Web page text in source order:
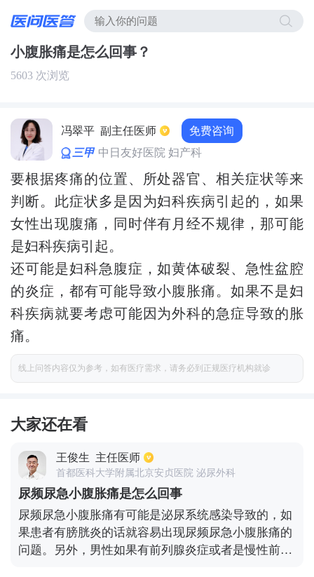
小腹胀痛是怎么回事？
5603 次浏览
冯翠平 副主任医师 免费咨询
三甲 中日友好医院 妇产科
要根据疼痛的位置、所处器官、相关症状等来
判断。此症状多是因为妇科疾病引起的，如果
女性出现腹痛，同时伴有月经不规律，那可能
是妇科疾病引起。
还可能是妇科急腹症，如黄体破裂、急性盆腔
的炎症，都有可能导致小腹胀痛。如果不是妇
科疾病就要考虑可能因为外科的急症导致的胀
痛。
线上问答内容仅为参考，如有医疗需求，请务必到正规医疗机构就诊
大家还在看
王俊生 主任医师
首都医科大学附属北京安贞医院 泌尿外科
尿频尿急小腹胀痛是怎么回事
尿频尿急小腹胀痛有可能是泌尿系统感染导致的，如
果患者有膀胱炎的话就容易出现尿频尿急小腹胀痛的
问题。另外，男性如果有前列腺炎症或者是慢性前列